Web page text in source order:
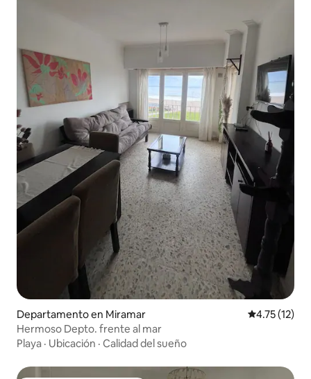
Departamento en Miramar Calificación
4.75 (12)
Hermoso Depto. frente al mar
Playa · Ubicación · Calidad del sueño